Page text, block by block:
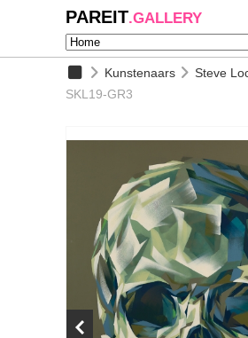
PAREIT.GALLERY
Kunstenaars
Steve
SKL19-GR3